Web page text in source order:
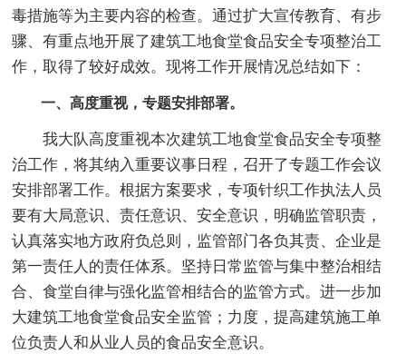
毒措施等为主要内容的检查。通过扩大宣传教育、有步
骤、有重点地开展了建筑工地食堂食品安全专项整治工
作，取得了较好成效。现将工作开展情况总结如下：
一、高度重视，专题安排部署。
我大队高度重视本次建筑工地食堂食品安全专项整
治工作，将其纳入重要议事日程，召开了专题工作会议
安排部署工作。根据方案要求，专项针织工作执法人员
要有大局意识、责任意识、安全意识，明确监管职责，
认真落实地方政府负总则，监管部门各负其责、企业是
第一责任人的责任体系。坚持日常监管与集中整治相结
合、食堂自律与强化监管相结合的监管方式。进一步加
大建筑工地食堂食品安全监管；力度，提高建筑施工单
位负责人和从业人员的食品安全意识。